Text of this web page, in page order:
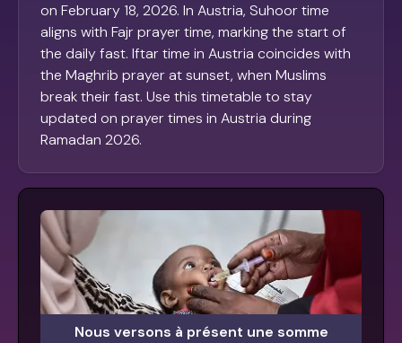
on February 18, 2026. In Austria, Suhoor time
aligns with Fajr prayer time, marking the start of
the daily fast. Iftar time in Austria coincides with
the Maghrib prayer at sunset, when Muslims
break their fast. Use this timetable to stay
updated on prayer times in Austria during
Ramadan 2026.
Nous versons à présent une somme